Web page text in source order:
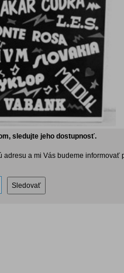
sledujte jeho dostupnosť.
adresu a mi Vás budeme informovať